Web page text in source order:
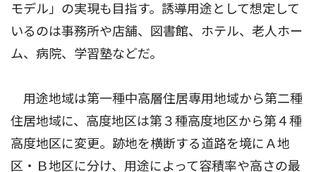
モデル」の実現も目指す。誘導用途として想定して
いるのは事務所や店舗、図書館、ホテル、老人ホー
ム、病院、学習塾などだ。
用途地域は第一種中高層住居専用地域から第二種
住居地域に、高度地区は第３種高度地区から第４種
高度地区に変更。跡地を横断する道路を境にＡ地
区・Ｂ地区に分け、用途によって容積率や高さの最